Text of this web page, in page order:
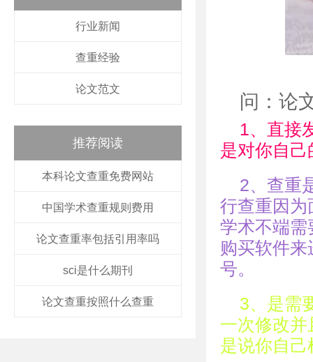
行业新闻
查重经验
论文范文
推荐阅读
本科论文查重免费网站
中国学术查重规则费用
论文查重率包括引用率吗
sci是什么期刊
论文查重按照什么查重
问：论
1、直接
是对你自
2、查重
行查重因为
学术不端需
购买软件
号。
3、是需
一次修改
是说你自